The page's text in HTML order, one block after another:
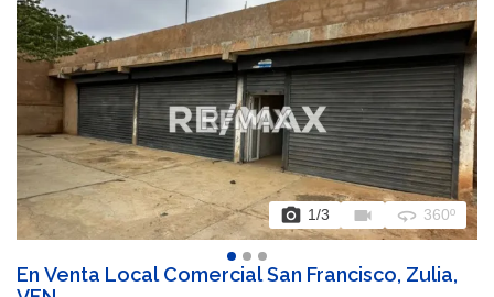
photo_camera 1/3 videocam 360 360º
En Venta Local Comercial San Francisco, Zulia,